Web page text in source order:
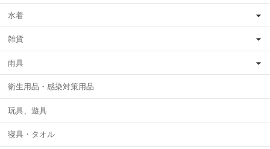
水着
雑貨
雨具
衛生用品・感染対策用品
玩具、遊具
寝具・タオル